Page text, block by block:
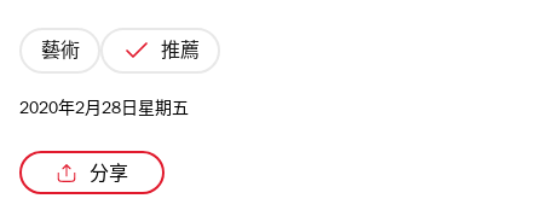
藝術 推薦
2020年2月28日星期五
分享